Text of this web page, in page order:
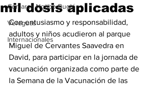
Comarca Ngäbe-Buglé
Veraguas
Internacionales
mil dosis aplicadas
Con entusiasmo y responsabilidad,
adultos y niños acudieron al parque
Miguel de Cervantes Saavedra en
David, para participar en la jornada de
vacunación organizada como parte de
la Semana de la Vacunación de las